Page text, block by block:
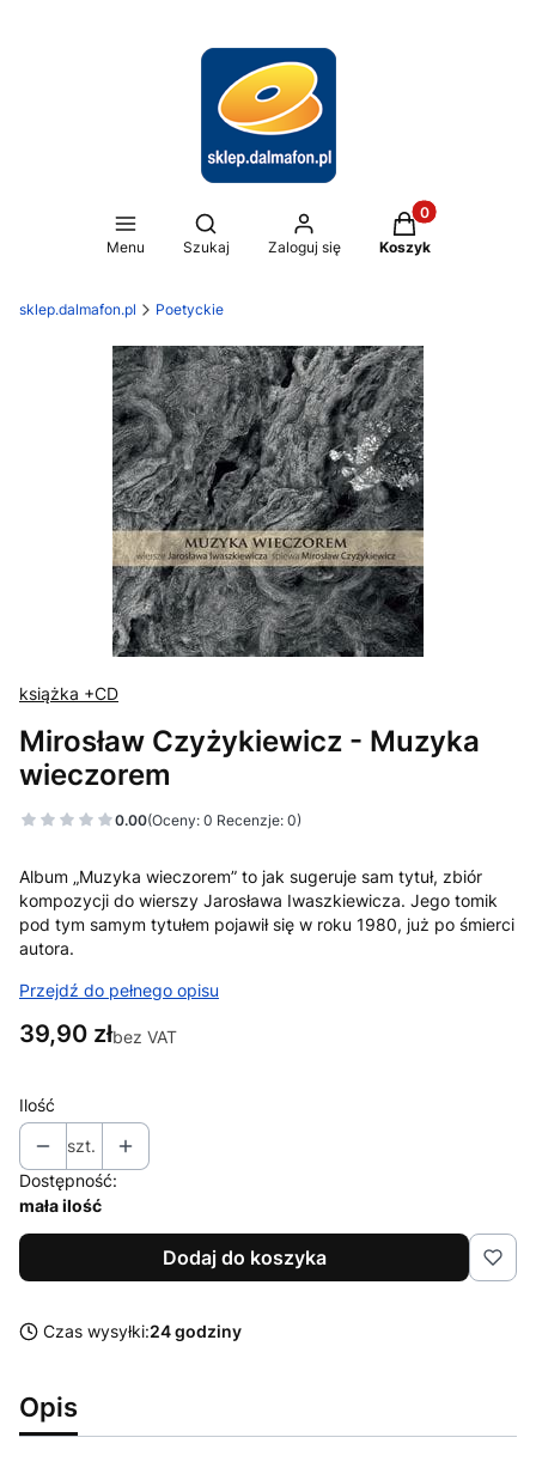
Menu
Otwórz wyszukiwarkę
Szukaj Zaloguj się
Produkty w
Koszyk
sklep.dalmafon.pl Poetyckie
książka +CD
Mirosław Czyżykiewicz - Muzyka
wieczorem
0.00(Oceny: 0 Recenzje: 0)
Album „Muzyka wieczorem” to jak sugeruje sam tytuł, zbiór
kompozycji do wierszy Jarosława Iwaszkiewicza. Jego tomik
pod tym samym tytułem pojawił się w roku 1980, już po śmierci
autora.
Przejdź do pełnego opisu
Cena
39,90 złbez VAT
Ilość
szt.
Dostępność:
mała ilość
Dodaj do koszyka
Czas wysyłki:24 godziny
Opis